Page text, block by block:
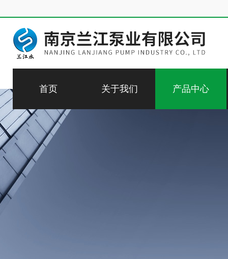
首页 关于我们 产品中心